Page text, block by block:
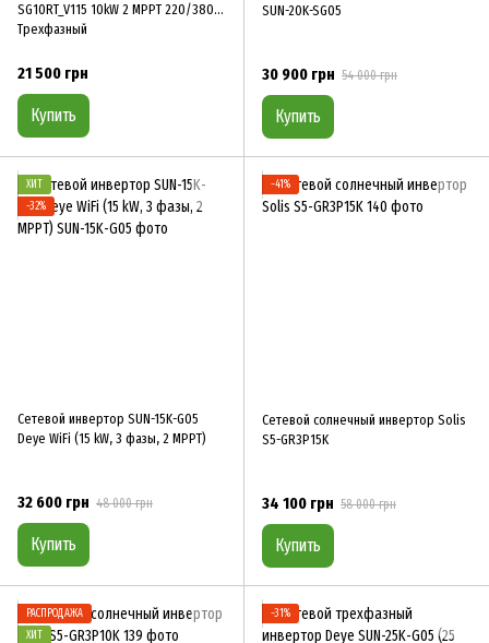
SG10RT_V115 10kW 2 MPPT 220/380V
Трехфазный
21 500 грн
Купить
SUN-20K-SG05
30 900 грн 54 000 грн
Купить
ХИТ
−32%
Сетевой инвертор SUN-15K-G05
Deye WiFi (15 kW, 3 фазы, 2 MPPT)
32 600 грн 48 000 грн
Купить
−41%
Сетевой солнечный инвертор Solis
S5-GR3P15K
34 100 грн 58 000 грн
Купить
РАСПРОДАЖА
ХИТ
−31%